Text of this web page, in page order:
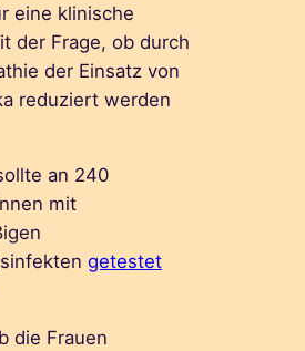
eine klinische
der Frage, ob durch
der Einsatz von
reduziert werden
an 240
mit
getestet
die Frauen